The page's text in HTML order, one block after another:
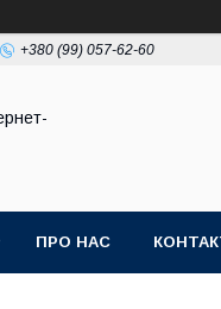
+380 (99) 057-62-60
ПРО НАС